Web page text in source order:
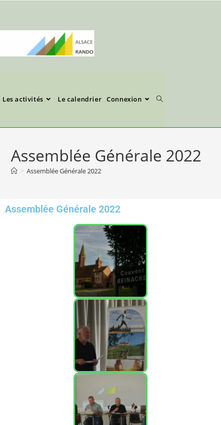
Les activités Le calendrier Connexion
Assemblée Générale 2022
> Assemblée Générale 2022
Assemblée Générale 2022